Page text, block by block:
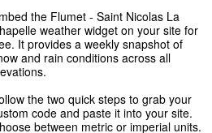
the Flumet - Saint Nicolas La
weather widget on your site for
It provides a weekly snapshot of
and rain conditions across all
the two quick steps to grab your
code and paste it into your site.
between metric or imperial units.